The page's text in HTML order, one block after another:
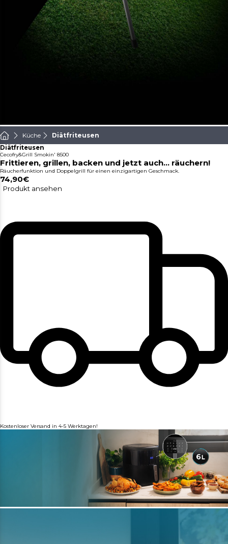
Küche Diätfriteusen
Diätfriteusen
Cecofry&Grill Smokin' 8500
Frittieren, grillen, backen und jetzt auch... räuchern!
Räucherfunktion und Doppelgrill für einen einzigartigen Geschmack.
74,90€
Produkt ansehen
Kostenloser Versand in 4-5 Werktagen!